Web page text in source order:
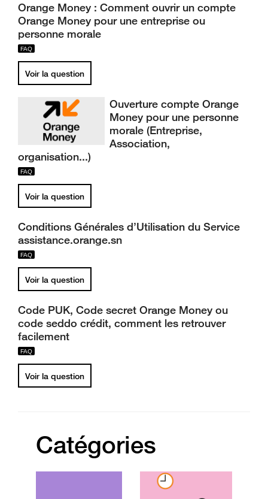
Orange Money : Comment ouvrir un compte
Orange Money pour une entreprise ou
personne morale
Voir la question
Ouverture compte Orange
Money pour une personne
morale (Entreprise,
Association,
organisation...)
Voir la question
Conditions Générales d’Utilisation du Service
assistance.orange.sn
Voir la question
Code PUK, Code secret Orange Money ou
code seddo crédit, comment les retrouver
facilement
Voir la question
Catégories